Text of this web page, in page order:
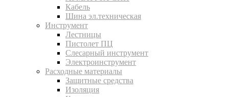
Кабель
Шина эл.техническая
Инструмент
Лестницы
Пистолет ПЦ
Слесарный инструмент
Электроинструмент
Расходные материалы
Защитные средства
Изоляция